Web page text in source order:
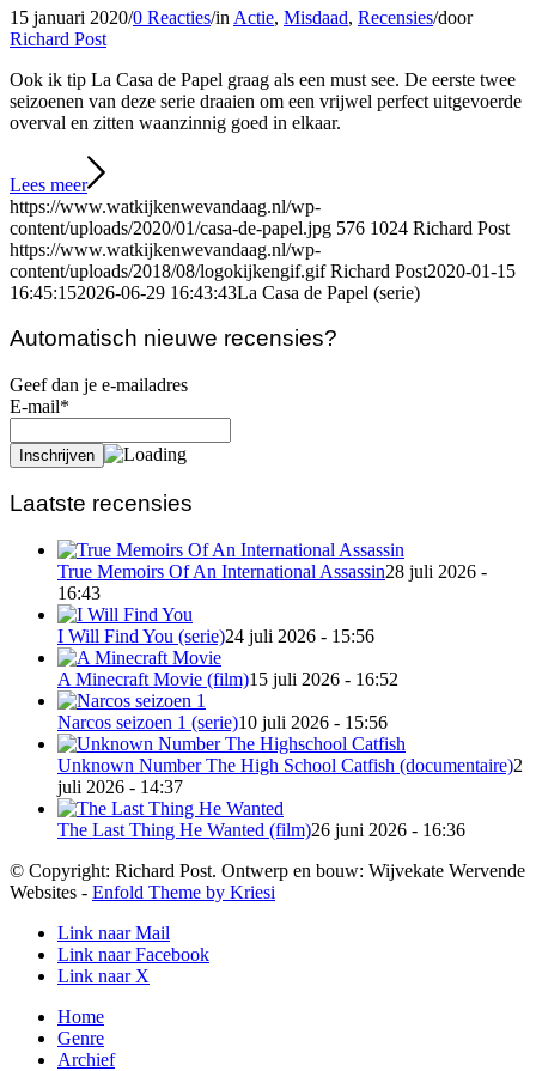
15 januari 2020/0 Reacties/in Actie, Misdaad, Recensies/door
Richard Post
Ook ik tip La Casa de Papel graag als een must see. De eerste twee
seizoenen van deze serie draaien om een vrijwel perfect uitgevoerde
overval en zitten waanzinnig goed in elkaar.
Lees meer
https://www.watkijkenwevandaag.nl/wp-
content/uploads/2020/01/casa-de-papel.jpg 576 1024 Richard Post
https://www.watkijkenwevandaag.nl/wp-
content/uploads/2018/08/logokijkengif.gif Richard Post2020-01-15
16:45:152026-06-29 16:43:43La Casa de Papel (serie)
Automatisch nieuwe recensies?
Geef dan je e-mailadres
E-mail*
Laatste recensies
True Memoirs Of An International Assassin28 juli 2026 -
16:43
I Will Find You (serie)24 juli 2026 - 15:56
A Minecraft Movie (film)15 juli 2026 - 16:52
Narcos seizoen 1 (serie)10 juli 2026 - 15:56
Unknown Number The High School Catfish (documentaire)2
juli 2026 - 14:37
The Last Thing He Wanted (film)26 juni 2026 - 16:36
© Copyright: Richard Post. Ontwerp en bouw: Wijvekate Wervende
Websites - Enfold Theme by Kriesi
Link naar Mail
Link naar Facebook
Link naar X
Home
Genre
Archief